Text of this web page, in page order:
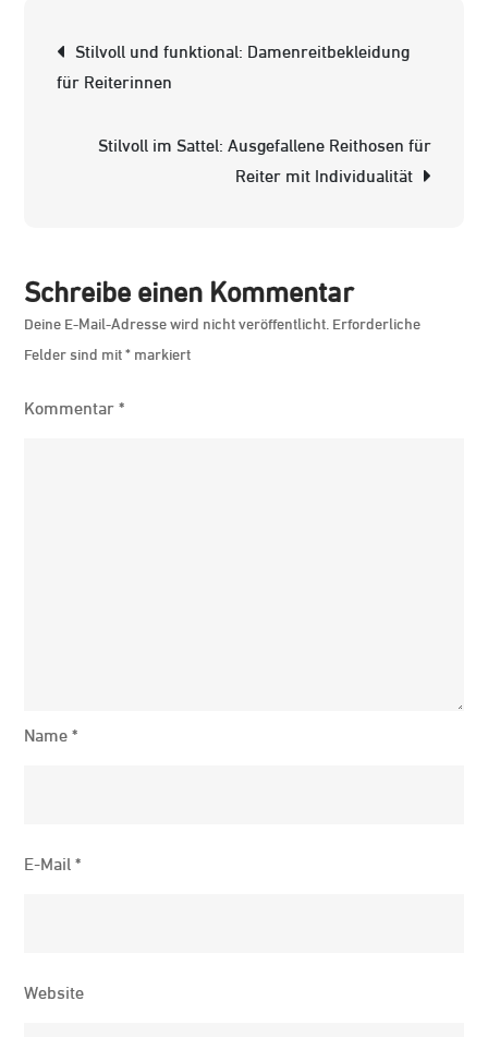
Reiter
Navigation
Stilvoll und funktional: Damenreitbekleidung
für Reiterinnen
Stilvoll im Sattel: Ausgefallene Reithosen für
Reiter mit Individualität
Schreibe einen Kommentar
Deine E-Mail-Adresse wird nicht veröffentlicht. Erforderliche
Felder sind mit*markiert
Kommentar*
Name*
E-Mail*
Website